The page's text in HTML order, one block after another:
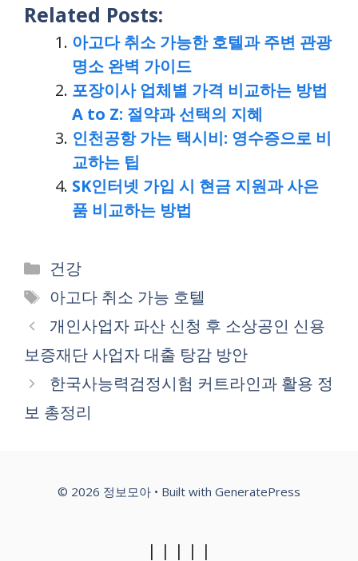
Related Posts:
아고다 취소 가능한 호텔과 주변 관광
명소 완벽 가이드
포장이사 업체별 가격 비교하는 방법
A to Z: 절약과 선택의 지혜
인천공항 가는 택시비: 영수증으로 비
교하는 팁
SK인터넷 가입 시 현금 지원과 사은
품 비교하는 방법
Categories
건강
Tags
아고다 취소 가능 호텔
개인사업자 파산 신청 후 소상공인 신용
보증재단 사업자 대출 탕감 방안
한국사능력검정시험 커트라인과 활용 정
보 총정리
© 2026 정보모아 • Built with GeneratePress
| | | | |